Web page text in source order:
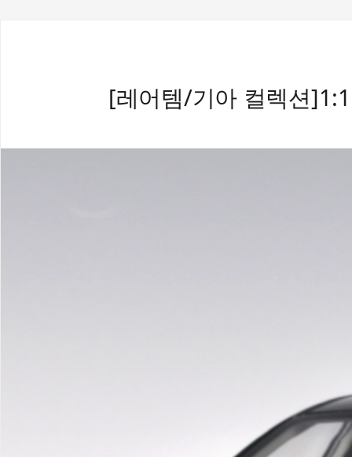
[레어템/기아 컬렉션